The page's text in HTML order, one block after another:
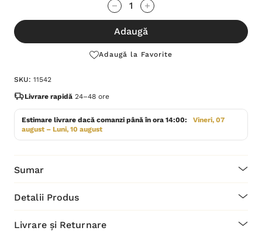
te!
Stocul
Adaugă
Adaugă la Favorite
SKU: 11542
Livrare rapidă 24–48 ore
Estimare livrare dacă comanzi până în ora 14:00:
Vineri, 07
august – Luni, 10 august
Sumar
Detalii Produs
Livrare și Returnare